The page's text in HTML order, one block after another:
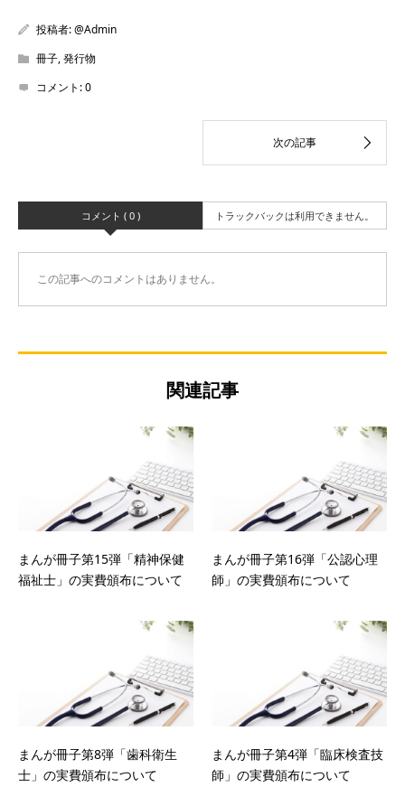
投稿者:@Admin
冊子,発行物
コメント:0
コメント ( 0 ) トラックバックは利用できません。
この記事へのコメントはありません。
関連記事
まんが冊子第15弾「精神保健
福祉士」の実費頒布について
まんが冊子第16弾「公認心理
師」の実費頒布について
まんが冊子第8弾「歯科衛生
士」の実費頒布について
まんが冊子第4弾「臨床検査技
師」の実費頒布について